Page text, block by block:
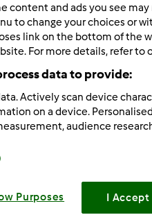
Sortuj po:
Właściwy
content and ads you see
to change your choices or
link on the bottom of the
For more details, refer to
data to provide:
Actively scan device
on a device.
audience
Purposes I Accept